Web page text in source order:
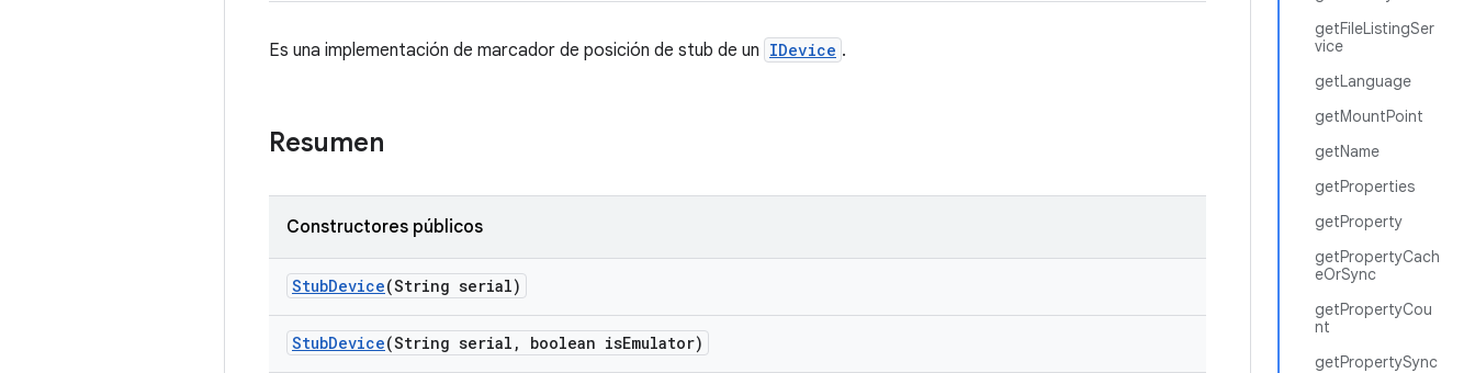
getFileListingSer
vice
getLanguage
getMountPoint
getName
getProperties
getProperty
getPropertyCach
eOrSync
getPropertyCou
nt
getPropertySync
Es una implementación de marcador de posición de stub de un IDevice .
Resumen
Constructores públicos
StubDevice(String serial)
StubDevice(String serial , boolean isEmulator)